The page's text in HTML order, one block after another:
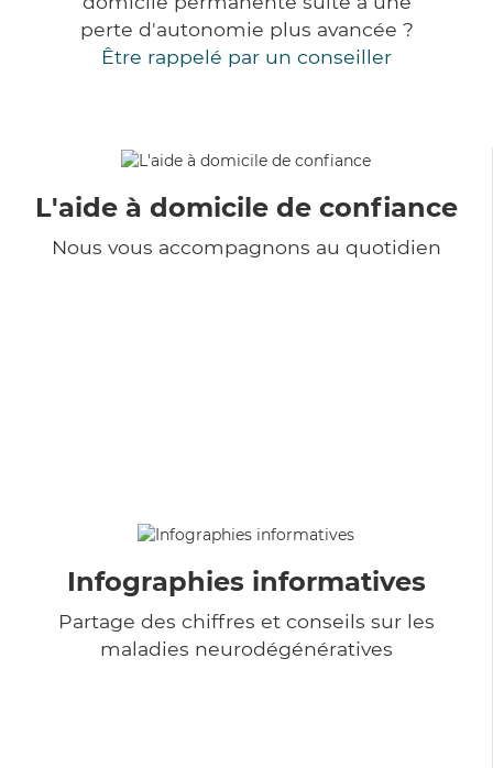
perte d'autonomie plus avancée ?
Être rappelé par un conseiller
L'aide à domicile de confiance
Nous vous accompagnons au quotidien
Infographies informatives
Partage des chiffres et conseils sur les
maladies neurodégénératives